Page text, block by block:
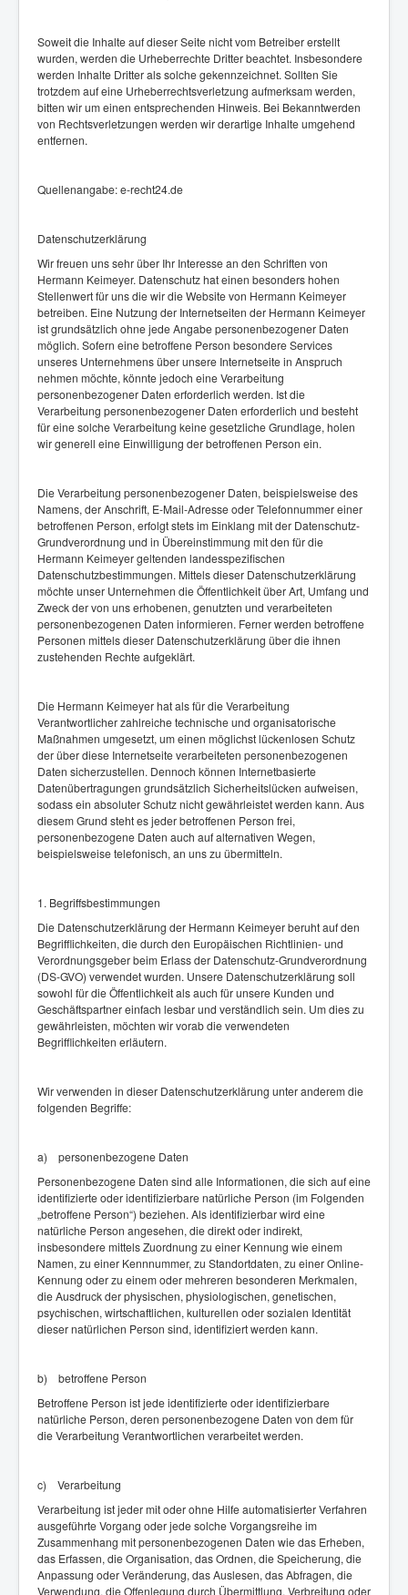
Soweit die Inhalte auf dieser Seite nicht vom Betreiber erstellt
wurden, werden die Urheberrechte Dritter beachtet. Insbesondere
werden Inhalte Dritter als solche gekennzeichnet. Sollten Sie
trotzdem auf eine Urheberrechtsverletzung aufmerksam werden,
bitten wir um einen entsprechenden Hinweis. Bei Bekanntwerden
von Rechtsverletzungen werden wir derartige Inhalte umgehend
entfernen.
Quellenangabe: e-recht24.de
Datenschutzerklärung
Wir freuen uns sehr über Ihr Interesse an den Schriften von
Hermann Keimeyer. Datenschutz hat einen besonders hohen
Stellenwert für uns die wir die Website von Hermann Keimeyer
betreiben. Eine Nutzung der Internetseiten der Hermann Keimeyer
ist grundsätzlich ohne jede Angabe personenbezogener Daten
möglich. Sofern eine betroffene Person besondere Services
unseres Unternehmens über unsere Internetseite in Anspruch
nehmen möchte, könnte jedoch eine Verarbeitung
personenbezogener Daten erforderlich werden. Ist die
Verarbeitung personenbezogener Daten erforderlich und besteht
für eine solche Verarbeitung keine gesetzliche Grundlage, holen
wir generell eine Einwilligung der betroffenen Person ein.
Die Verarbeitung personenbezogener Daten, beispielsweise des
Namens, der Anschrift, E-Mail-Adresse oder Telefonnummer einer
betroffenen Person, erfolgt stets im Einklang mit der Datenschutz-
Grundverordnung und in Übereinstimmung mit den für die
Hermann Keimeyer geltenden landesspezifischen
Datenschutzbestimmungen. Mittels dieser Datenschutzerklärung
möchte unser Unternehmen die Öffentlichkeit über Art, Umfang und
Zweck der von uns erhobenen, genutzten und verarbeiteten
personenbezogenen Daten informieren. Ferner werden betroffene
Personen mittels dieser Datenschutzerklärung über die ihnen
zustehenden Rechte aufgeklärt.
Die Hermann Keimeyer hat als für die Verarbeitung
Verantwortlicher zahlreiche technische und organisatorische
Maßnahmen umgesetzt, um einen möglichst lückenlosen Schutz
der über diese Internetseite verarbeiteten personenbezogenen
Daten sicherzustellen. Dennoch können Internetbasierte
Datenübertragungen grundsätzlich Sicherheitslücken aufweisen,
sodass ein absoluter Schutz nicht gewährleistet werden kann. Aus
diesem Grund steht es jeder betroffenen Person frei,
personenbezogene Daten auch auf alternativen Wegen,
beispielsweise telefonisch, an uns zu übermitteln.
1. Begriffsbestimmungen
Die Datenschutzerklärung der Hermann Keimeyer beruht auf den
Begrifflichkeiten, die durch den Europäischen Richtlinien- und
Verordnungsgeber beim Erlass der Datenschutz-Grundverordnung
(DS-GVO) verwendet wurden. Unsere Datenschutzerklärung soll
sowohl für die Öffentlichkeit als auch für unsere Kunden und
Geschäftspartner einfach lesbar und verständlich sein. Um dies zu
gewährleisten, möchten wir vorab die verwendeten
Begrifflichkeiten erläutern.
Wir verwenden in dieser Datenschutzerklärung unter anderem die
folgenden Begriffe:
a) personenbezogene Daten
Personenbezogene Daten sind alle Informationen, die sich auf eine
identifizierte oder identifizierbare natürliche Person (im Folgenden
„betroffene Person“) beziehen. Als identifizierbar wird eine
natürliche Person angesehen, die direkt oder indirekt,
insbesondere mittels Zuordnung zu einer Kennung wie einem
Namen, zu einer Kennnummer, zu Standortdaten, zu einer Online-
Kennung oder zu einem oder mehreren besonderen Merkmalen,
die Ausdruck der physischen, physiologischen, genetischen,
psychischen, wirtschaftlichen, kulturellen oder sozialen Identität
dieser natürlichen Person sind, identifiziert werden kann.
b) betroffene Person
Betroffene Person ist jede identifizierte oder identifizierbare
natürliche Person, deren personenbezogene Daten von dem für
die Verarbeitung Verantwortlichen verarbeitet werden.
c) Verarbeitung
Verarbeitung ist jeder mit oder ohne Hilfe automatisierter Verfahren
ausgeführte Vorgang oder jede solche Vorgangsreihe im
Zusammenhang mit personenbezogenen Daten wie das Erheben,
das Erfassen, die Organisation, das Ordnen, die Speicherung, die
Anpassung oder Veränderung, das Auslesen, das Abfragen, die
Verwendung, die Offenlegung durch Übermittlung, Verbreitung oder